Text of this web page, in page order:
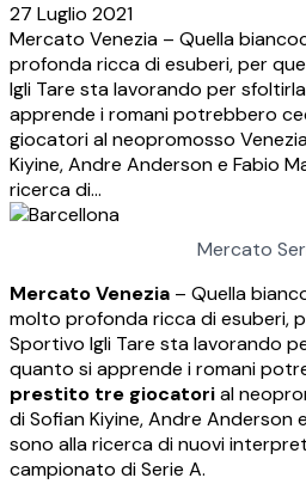
27 Luglio 2021
Mercato Venezia – Quella
profonda ricca di esuberi, per
Igli Tare sta lavorando per
apprende i romani potrebbero
giocatori al neopromosso
Kiyine, Andre Anderson e Fabio
ricerca di…
Mercato
Mercato Venezia – Quella
molto profonda ricca di esuberi,
Sportivo Igli Tare sta lavorando
quanto si apprende i romani
prestito tre giocatorial
di Sofian Kiyine, Andre Anderson
sono alla ricerca di nuovi
campionato di Serie A.